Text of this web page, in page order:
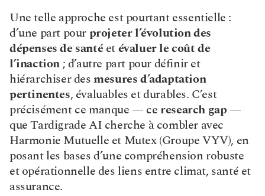
Une telle approche est pourtant essentielle :
d’une part pour projeter l’évolution des
dépenses de santé et évaluer le coût de
l’inaction ; d’autre part pour définir et
hiérarchiser des mesures d’adaptation
pertinentes, évaluables et durables. C’est
précisément ce manque — ce research gap —
que Tardigrade AI cherche à combler avec
Harmonie Mutuelle et Mutex (Groupe VYV), en
posant les bases d’une compréhension robuste
et opérationnelle des liens entre climat, santé et
assurance.